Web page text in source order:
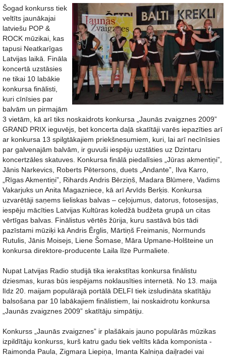
Šogad konkurss tiek
veltīts jaunākajai
latviešu POP &
ROCK mūzikai, kas
tapusi Neatkarīgas
Latvijas laikā. Fināla
koncertā uzstāsies
ne tikai 10 labākie
konkursa finālisti,
kuri cīnīsies par
balvām un pirmajām
3 vietām, kā arī tiks noskaidrots konkursa „Jaunās zvaigznes 2009”
GRAND PRIX ieguvējs, bet koncerta daļā skatītāji varēs iepazīties arī
ar konkursa 13 spilgtākajiem priekšnesumiem, kuri, lai arī necīnīsies
par galvenajām balvām, ir guvuši iespēju uzstāties uz Dzintaru
koncertzāles skatuves. Konkursa finālā piedalīsies „Jūras akmentiņi”,
Jānis Narkevics, Roberts Pētersons, duets „Andante”, Ilva Karro,
„Rīgas Akmentiņi”, Rihards Andris Bērziņš, Madara Blūmere, Vadims
Vakarjuks un Anita Magazniece, kā arī Arvīds Berķis. Konkursa
uzvarētāji saņems lieliskas balvas – ceļojumus, datorus, fotosesijas,
iespēju mācīties Latvijas Kultūras koledžā budžeta grupā un citas
vērtīgas balvas. Finālistus vērtēs žūrija, kuru sastāvā būs tādi
pazīstami mūziķi kā Andris Ērglis, Mārtiņš Freimanis, Normunds
Rutulis, Jānis Moisejs, Liene Šomase, Māra Upmane-Holšteine un
konkursa direktore-producente Laila Ilze Purmaliete.
Nupat Latvijas Radio studijā tika ierakstītas konkursa finālistu
dziesmas, kuras būs iespējams noklausīties internetā. No 13. maija
līdz 20. maijam populārajā portālā DELFI tiek izsludināta skatītāju
balsošana par 10 labākajiem finālistiem, lai noskaidrotu konkursa
„Jaunās zvaigznes 2009” skatītāju simpātiju.
Konkurss „Jaunās zvaigznes” ir plašākais jauno populārās mūzikas
izpildītāju konkurss, kurš katru gadu tiek veltīts kāda komponista -
Raimonda Paula, Zigmara Liepiņa, Imanta Kalniņa daiļradei vai